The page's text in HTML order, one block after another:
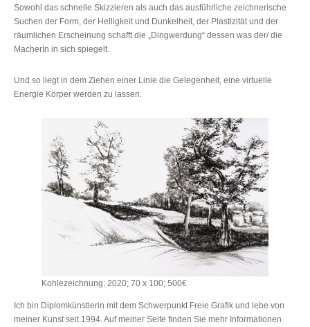
Sowohl das schnelle Skizzieren als auch das ausführliche zeichnerische
Suchen der Form, der Helligkeit und Dunkelheit, der Plastizität und der
räumlichen Erscheinung schafft die „Dingwerdung“ dessen was der/ die
MacherIn in sich spiegelt.
Und so liegt in dem Ziehen einer Linie die Gelegenheit, eine virtuelle
Energie Körper werden zu lassen.
Kohlezeichnung; 2020; 70 x 100; 500€
Ich bin Diplomkünstlerin mit dem Schwerpunkt Freie Grafik und lebe von
meiner Kunst seit 1994. Auf meiner Seite finden Sie mehr Informationen